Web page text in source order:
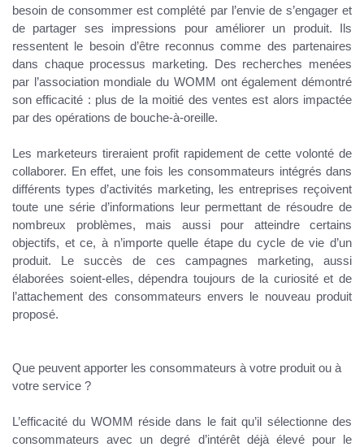
besoin de consommer est complété par l’envie de s’engager et
de partager ses impressions pour améliorer un produit. Ils
ressentent le besoin d’être reconnus comme des partenaires
dans chaque processus marketing. Des recherches menées
par l’association mondiale du WOMM ont également démontré
son efficacité : plus de la moitié des ventes est alors impactée
par des opérations de bouche-à-oreille.
Les marketeurs tireraient profit rapidement de cette volonté de
collaborer. En effet, une fois les consommateurs intégrés dans
différents types d’activités marketing, les entreprises reçoivent
toute une série d’informations leur permettant de résoudre de
nombreux problèmes, mais aussi pour atteindre certains
objectifs, et ce, à n’importe quelle étape du cycle de vie d’un
produit. Le succès de ces campagnes marketing, aussi
élaborées soient-elles, dépendra toujours de la curiosité et de
l’attachement des consommateurs envers le nouveau produit
proposé.
Que peuvent apporter les consommateurs à votre produit ou à
votre service ?
L’efficacité du WOMM réside dans le fait qu’il sélectionne des
consommateurs avec un degré d’intérêt déjà élevé pour le